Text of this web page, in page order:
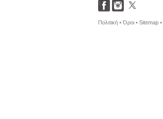
Πολιτική •Όροι • Sitemap •